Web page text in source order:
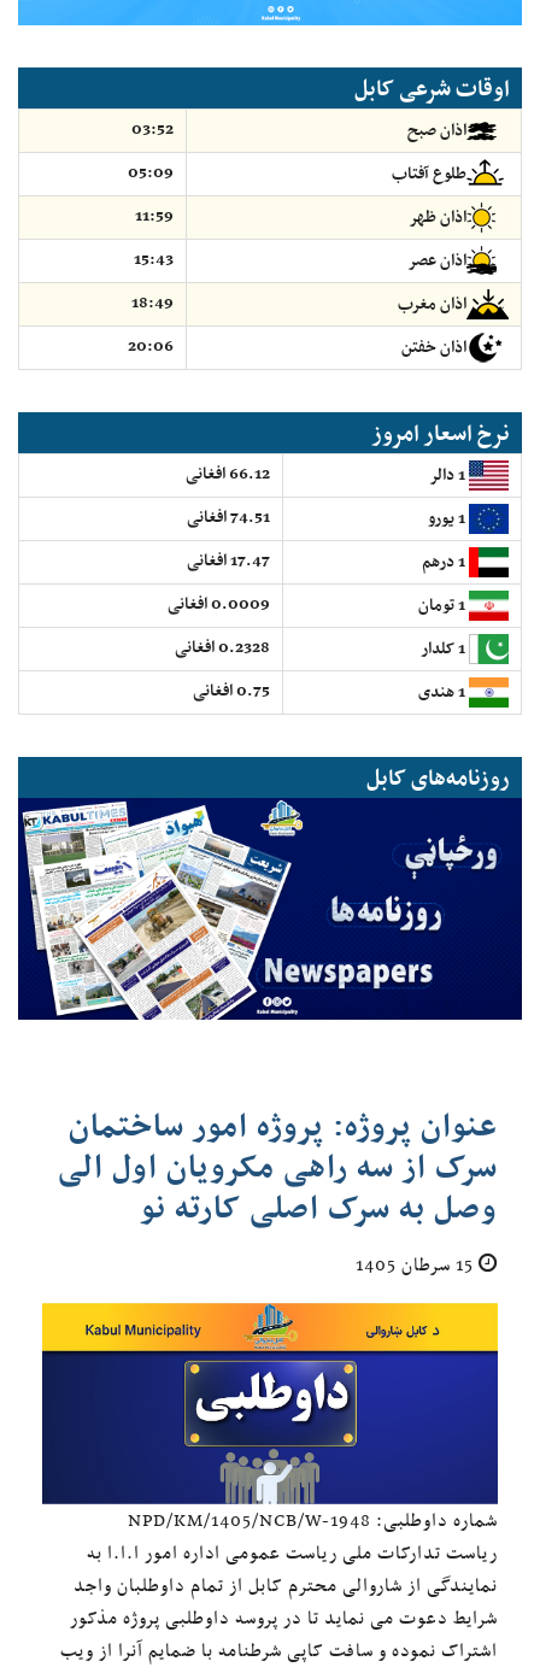
اوقات شرعی کابل
اذان صبح
03:52
طلوع آفتاب
05:09
اذان ظهر
11:59
اذان عصر
15:43
اذان مغرب
18:49
اذان خفتن
20:06
نرخ اسعار امروز
66.12 افغانی
74.51 افغانی
17.47 افغانی
0.0009 افغانی
0.2328 افغانی
0.75 افغانی
روزنامه‌های کابل
عنوان پروژه: پروژه امور ساختمان
سرک از سه راهی مکرویان اول الی
وصل به سرک اصلی کارته نو
شماره داوطلبی: NPD/KM/1405/NCB/W-1948
ریاست تدارکات ملی ریاست عمومی اداره امور ا.ا.ا به
نمایندگی از شاروالی محترم کابل از تمام داوطلبان واجد
شرایط دعوت می نماید تا در پروسه داوطلبی پروژه مذکور
اشتراک نموده و سافت کاپی شرطنامه با ضمایم آنرا از ویب